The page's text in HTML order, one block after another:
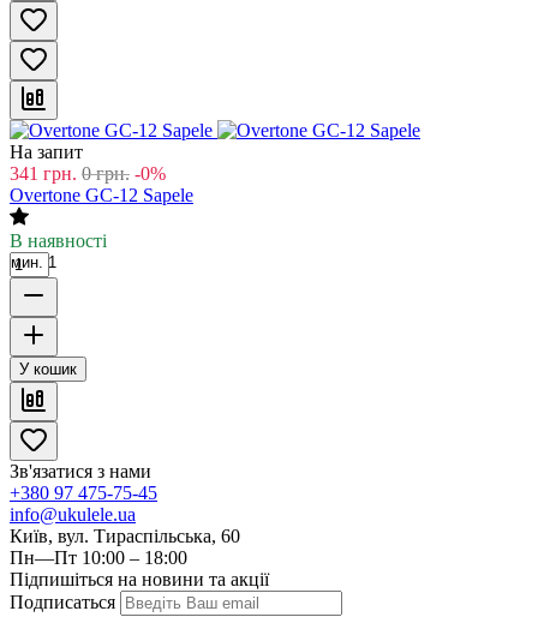
На запит
341 грн. 0 грн. -0%
Overtone GC-12 Sapele
В наявності
мин. 1
У кошик
Зв'язатися з нами
+380 97 475-75-45
info@ukulele.ua
Київ, вул. Тираспільська, 60
Пн—Пт 10:00 – 18:00
Підпишіться на новини та акції
Подписаться